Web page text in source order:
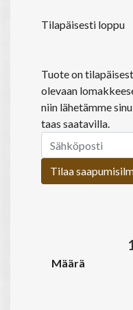
Tilapäisesti loppu
Tuote on
olevaan
niin lähetämme
taas saatavilla.
Tilaa
Määrä